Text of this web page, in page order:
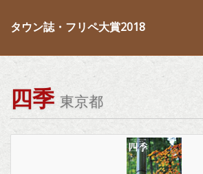
タウン誌・フリペ大賞2018
四季 東京都